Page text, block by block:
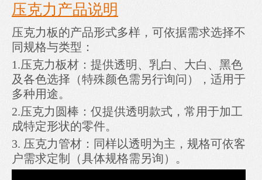
压克力产品说明
压克力板的产品形式多样，可依据需求选择不
同规格与类型：
1.压克力板材：提供透明、乳白、大白、黑色
及各色选择（特殊颜色需另行询问），适用于
多种用途。
2.压克力圆棒：仅提供透明款式，常用于加工
成特定形状的零件。
3. 压克力管材：同样以透明为主，规格可依客
户需求定制（具体规格需另询）。